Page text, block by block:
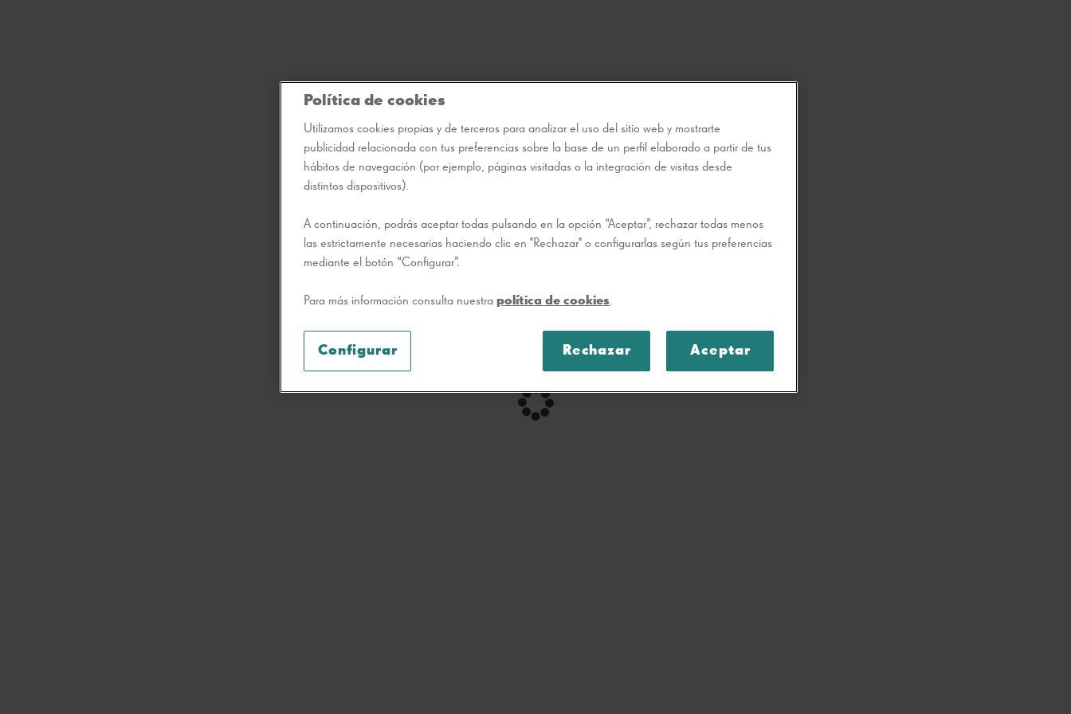
Política de cookies
Utilizamos cookies propias y de terceros para analizar el uso del sitio web y mostrarte
publicidad relacionada con tus preferencias sobre la base de un perfil elaborado a partir de tus
hábitos de navegación (por ejemplo, páginas visitadas o la integración de visitas desde
distintos dispositivos).
A continuación, podrás aceptar todas pulsando en la opción “Aceptar”, rechazar todas menos
las estrictamente necesarias haciendo clic en "Rechazar" o configurarlas según tus preferencias
mediante el botón “Configurar”.
Para más información consulta nuestrapolítica de cookies.
Configurar Rechazar Aceptar